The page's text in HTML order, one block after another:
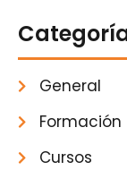
General
Formación
Cursos